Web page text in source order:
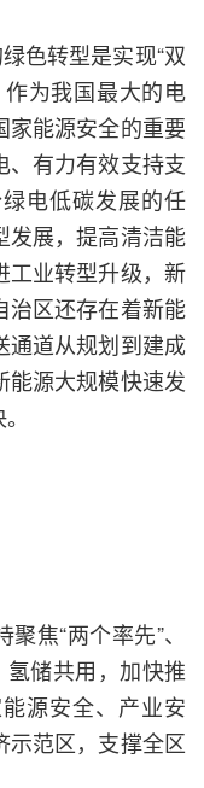
色转型是实现“双
为我国最大的电
家能源安全的重要
、有力有效支持支
电低碳发展的任
发展，提高清洁能
工业转型升级，新
治区还存在着新能
通道从规划到建成
能源大规模快速发
焦“两个率先”、
氢储共用，加快推
源安全、产业安
示范区，支撑全区